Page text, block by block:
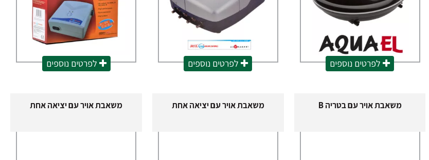
לפרטים נוספים לפרטים נוספים לפרטים נוספים
משאבת אויר עם בטריה B משאבת אויר עם יציאה אחת משאבת אויר עם יציאה אחת